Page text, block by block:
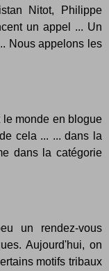
Nitot, Philippe
un appel ... Un
Nous appelons les
le monde en blogue
cela ... ... dans la
dans la catégorie
un rendez-vous
Aujourd'hui, on
motifs tribaux